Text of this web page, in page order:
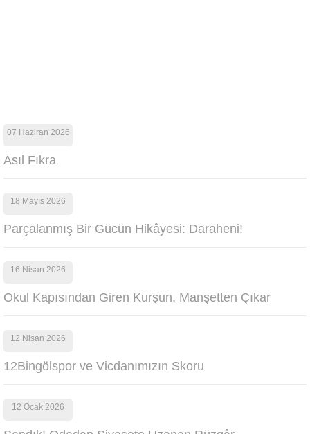
07 Haziran 2026
Asıl Fıkra
18 Mayıs 2026
Parçalanmış Bir Gücün Hikâyesi: Daraheni!
16 Nisan 2026
Okul Kapısından Giren Kurşun, Manşetten Çıkar
12 Nisan 2026
12Bingölspor ve Vicdanımızın Skoru
12 Ocak 2026